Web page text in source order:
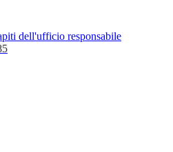
dell'ufficio responsabile